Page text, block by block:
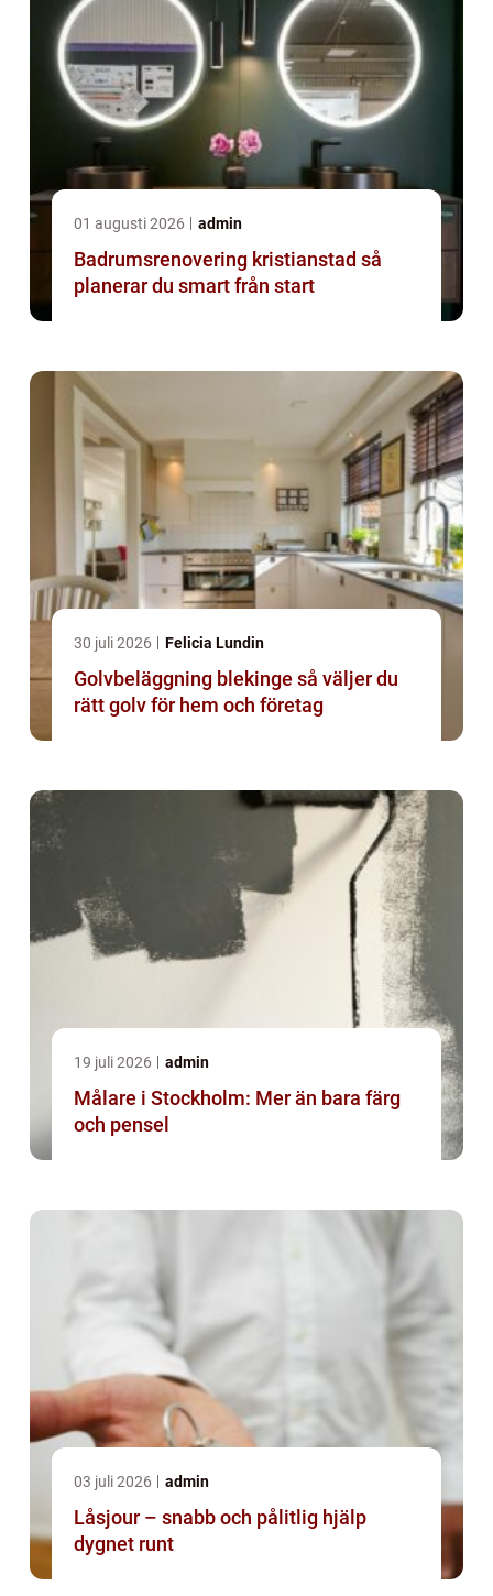
01 augusti 2026 admin
Badrumsrenovering kristianstad så
planerar du smart från start
30 juli 2026 Felicia Lundin
Golvbeläggning blekinge så väljer du
rätt golv för hem och företag
19 juli 2026 admin
Målare i Stockholm: Mer än bara färg
och pensel
03 juli 2026 admin
Låsjour – snabb och pålitlig hjälp
dygnet runt